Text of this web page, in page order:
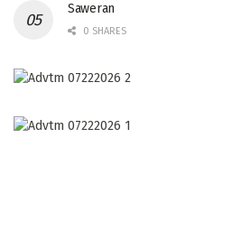
Saweran
0 SHARES